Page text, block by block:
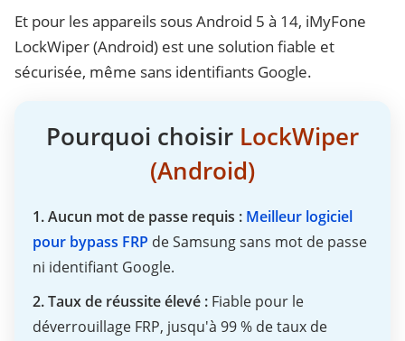
Et pour les appareils sous Android 5 à 14, iMyFone
LockWiper (Android) est une solution fiable et
sécurisée, même sans identifiants Google.
Pourquoi choisir LockWiper
(Android)
1. Aucun mot de passe requis : Meilleur logiciel
pour bypass FRP de Samsung sans mot de passe
ni identifiant Google.
2. Taux de réussite élevé : Fiable pour le
déverrouillage FRP, jusqu'à 99 % de taux de